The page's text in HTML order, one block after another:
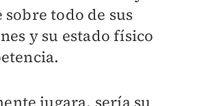
sobre todo de sus
y su estado físico